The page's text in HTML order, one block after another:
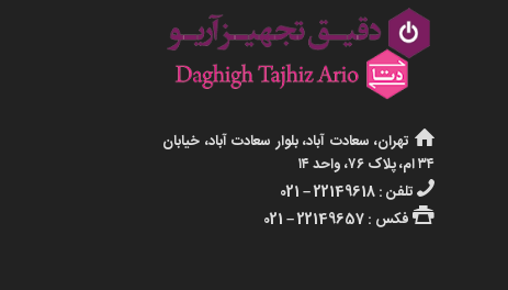
تهران، سعادت آباد، بلوار سعادت آباد، خیابان
۳۴ ام، پلاک ۷۶، واحد ۱۴
تلفن : 22149618 – 021
فکس : 22149657 – 021